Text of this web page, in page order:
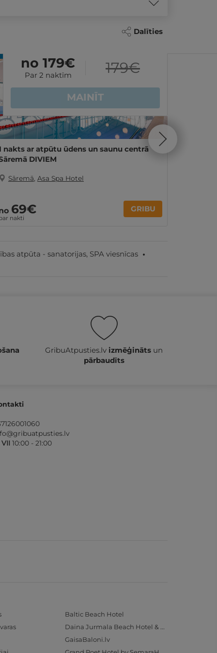
Dalīties
no 179€
Par 2 naktīm 179€
MAINĪT
nakts ar atpūtu ūdens un saunu centrā
DIVIEM
Sāremā, Asa Spa Hotel
69€
nakti
GRIBU
atpūta - sanatorijas, SPA viesnīcas
GribuAtpusties.lv izmēģināts un
pārbaudīts
VII 10:00 - 21:00
Baltic Beach Hotel
Daina Jurmala Beach Hotel & SPA
GaisaBaloni.lv